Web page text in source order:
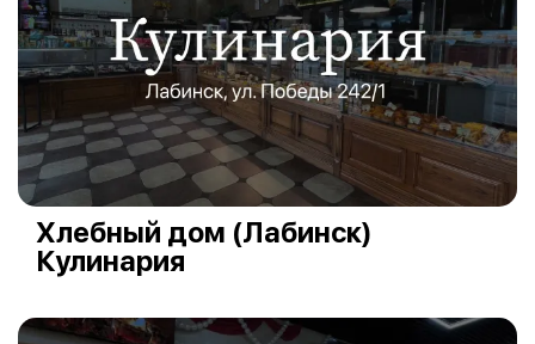
Хлебный дом (Лабинск)
Кулинария